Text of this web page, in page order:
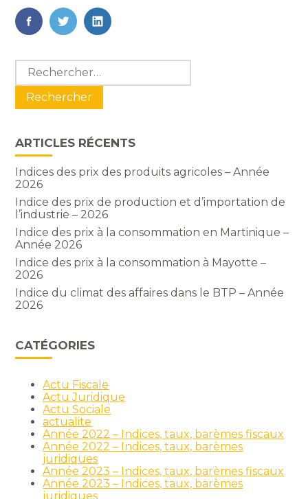
FaceBook
TwitterLinkedIn
Blog
sidebar
Rechercher :
ARTICLES RÉCENTS
Indices des prix des produits agricoles – Année
2026
Indice des prix de production et d’importation de
l’industrie – 2026
Indice des prix à la consommation en Martinique –
Année 2026
Indice des prix à la consommation à Mayotte –
2026
Indice du climat des affaires dans le BTP – Année
2026
CATÉGORIES
Actu Fiscale
Actu Juridique
Actu Sociale
actualite
Année 2022 – Indices, taux, barèmes fiscaux
Année 2022 – Indices, taux, barèmes
juridiques
Année 2023 – Indices, taux, barèmes fiscaux
Année 2023 – Indices, taux, barèmes
juridiques